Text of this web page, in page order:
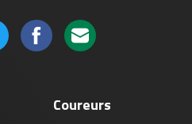
Coureurs